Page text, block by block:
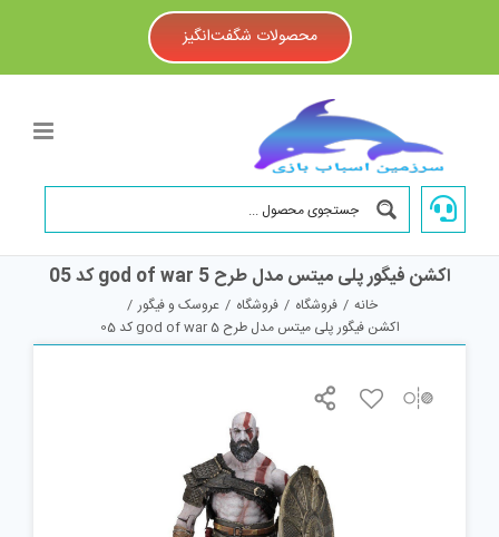
محصولات شگفت‌انگیز
اکشن فیگور پلی میتس مدل طرح god of war 5 کد 05
خانه / فروشگاه / فروشگاه / عروسک و فیگور /
اکشن فیگور پلی میتس مدل طرح god of war 5 کد 05